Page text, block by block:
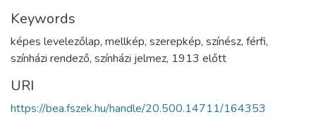
Keywords
képes levelezőlap, mellkép, szerepkép, színész, férfi,
színházi rendező, színházi jelmez, 1913 előtt
URI
https://bea.fszek.hu/handle/20.500.14711/164353